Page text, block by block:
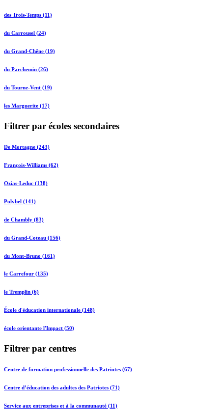
des Trois-Temps (11)
du Carrousel (24)
du Grand-Chêne (19)
du Parchemin (26)
du Tourne-Vent (19)
les Marguerite (17)
Filtrer par écoles secondaires
De Mortagne (243)
François-Williams (62)
Ozias-Leduc (138)
Polybel (141)
de Chambly (83)
du Grand-Coteau (156)
du Mont-Bruno (161)
le Carrefour (135)
le Tremplin (6)
École d'éducation internationale (148)
école orientante l'Impact (50)
Filtrer par centres
Centre de formation professionnelle des Patriotes (67)
Centre d’éducation des adultes des Patriotes (71)
Service aux entreprises et à la communauté (11)